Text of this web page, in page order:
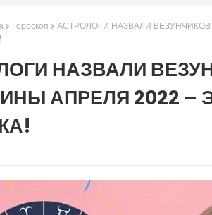
Гороскоп
АСТРОЛОГИ НАЗВАЛИ
НАЗВАЛИ
АПРЕЛЯ 2022 –